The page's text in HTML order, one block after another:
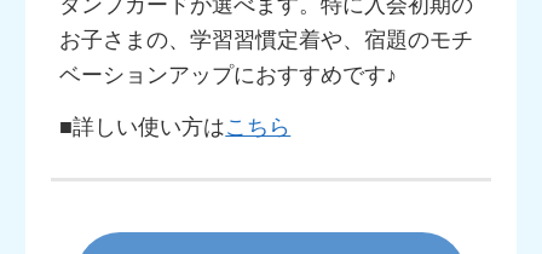
お子さまの、学習習慣定着や、宿題のモチ
ベーションアップにおすすめです♪
■詳しい使い方はこちら